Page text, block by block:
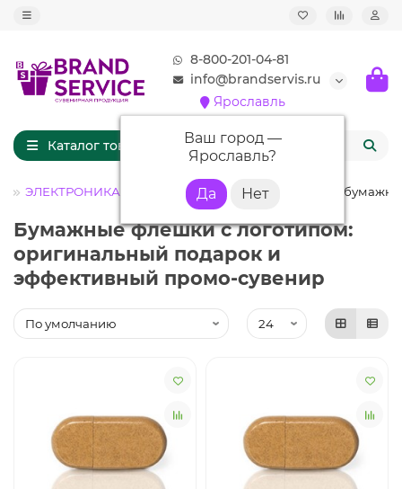
8-800-201-04-81
info@brandservis.ru
Ярославль
Ваш город —
Ярославль?
Каталог товаров
ЭЛЕКТРОНИКА Флешки с логотипом Флешки
Бумажные флешки с логотипом:
оригинальный подарок и
эффективный промо-сувенир